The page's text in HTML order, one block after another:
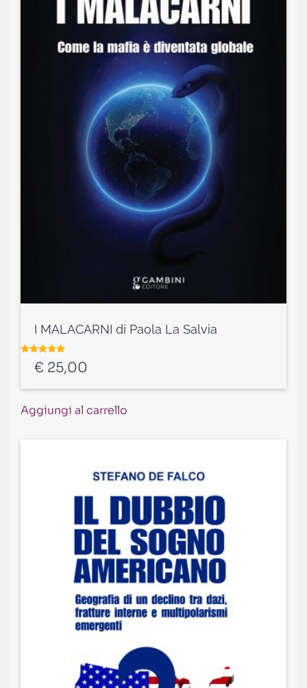
I MALACARNI di Paola La Salvia
€ 25,00
Aggiungi al carrello